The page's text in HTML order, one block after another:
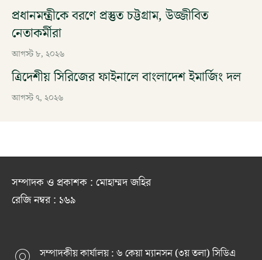
প্রধানমন্ত্রীকে বরণে প্রস্তুত চট্টগ্রাম, উজ্জীবিত
নেতাকর্মীরা
আগস্ট ৮, ২০২৬
ত্রিদেশীয় সিরিজের ফাইনালে বাংলাদেশ ইমার্জিং দল
আগস্ট ৭, ২০২৬
সম্পাদক ও প্রকাশক : মোহাম্মদ জহির
রেজি নম্বর : ১৬৯
সম্পাদকীয় কার্যালয় : ৬ কেয়া ম্যানসন (৩য় তলা) সিডিএ